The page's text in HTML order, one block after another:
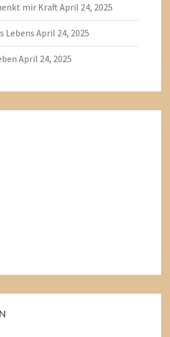
mir KraftApril 24, 2025
LebensApril 24, 2025
April 24, 2025